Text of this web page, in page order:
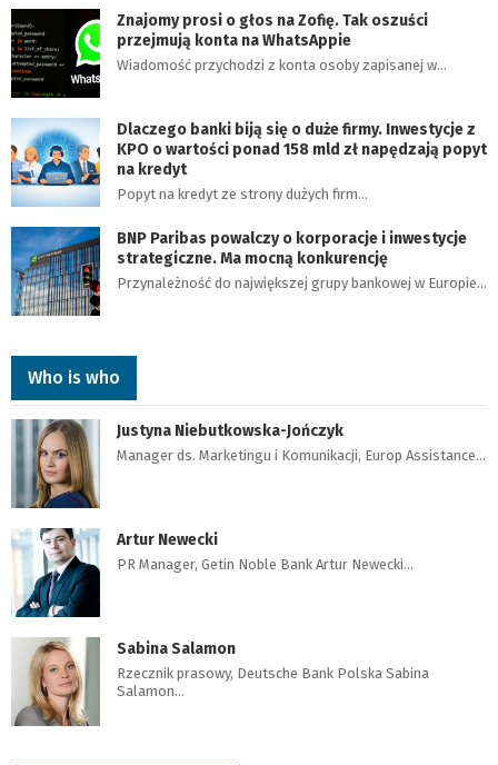
Znajomy prosi o głos na Zofię. Tak oszuści
przejmują konta na WhatsAppie
Wiadomość przychodzi z konta osoby zapisanej w…
Dlaczego banki biją się o duże firmy. Inwestycje z
KPO o wartości ponad 158 mld zł napędzają popyt
na kredyt
Popyt na kredyt ze strony dużych firm…
BNP Paribas powalczy o korporacje i inwestycje
strategiczne. Ma mocną konkurencję
Przynależność do największej grupy bankowej w Europie…
Who is who
Justyna Niebutkowska-Jończyk
Manager ds. Marketingu i Komunikacji, Europ Assistance…
Artur Newecki
PR Manager, Getin Noble Bank Artur Newecki…
Sabina Salamon
Rzecznik prasowy, Deutsche Bank Polska Sabina
Salamon…